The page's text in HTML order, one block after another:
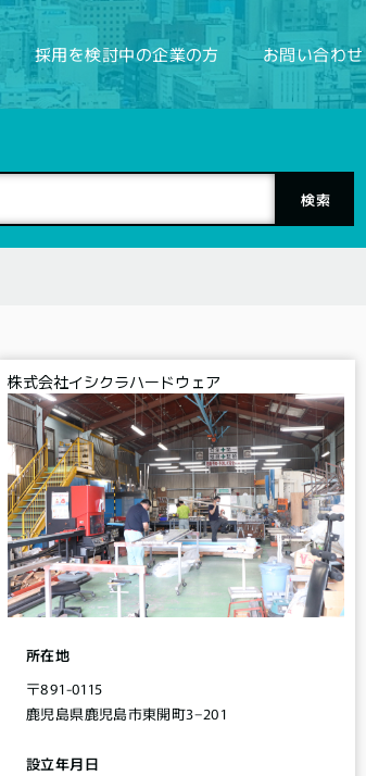
採用を検討中の企業の方 お問い合わせ
株式会社イシクラハードウェア
所在地
〒891-0115
鹿児島県鹿児島市東開町3−201
設立年月日